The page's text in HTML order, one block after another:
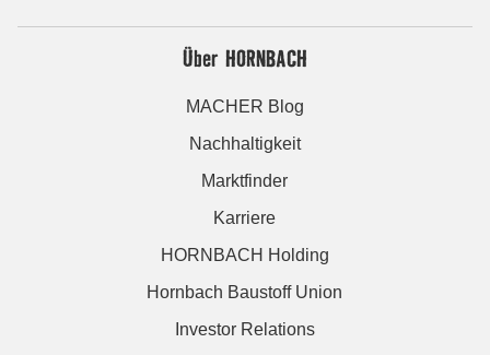
Über HORNBACH
MACHER Blog
Nachhaltigkeit
Marktfinder
Karriere
HORNBACH Holding
Hornbach Baustoff Union
Investor Relations